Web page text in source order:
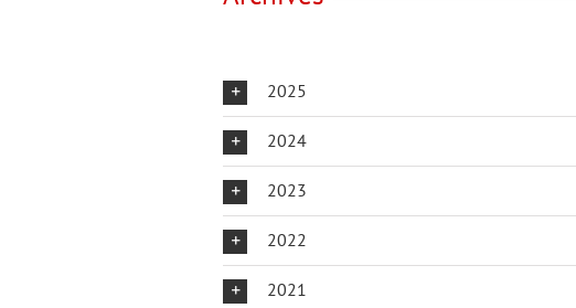
2025
2024
2023
2022
2021